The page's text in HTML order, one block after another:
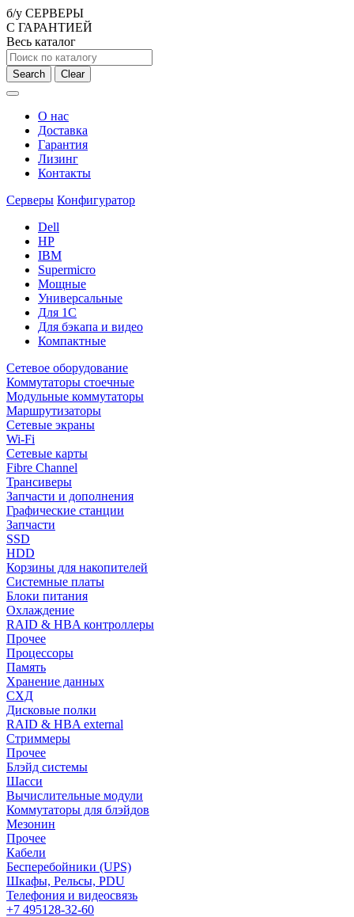
б/у СЕРВЕРЫ
С ГАРАНТИЕЙ
Весь каталог
Search Clear
О нас
Доставка
Гарантия
Лизинг
Контакты
Серверы Конфигуратор
Dell
HP
IBM
Supermicro
Мощные
Универсальные
Для 1С
Для бэкапа и видео
Компактные
Сетевое оборудование
Коммутаторы стоечные
Модульные коммутаторы
Маршрутизаторы
Сетевые экраны
Wi-Fi
Сетевые карты
Fibre Channel
Трансиверы
Запчасти и дополнения
Графические станции
Запчасти
SSD
HDD
Корзины для накопителей
Системные платы
Блоки питания
Охлаждение
RAID & HBA контроллеры
Прочее
Процессоры
Память
Хранение данных
СХД
Дисковые полки
RAID & HBA external
Стриммеры
Прочее
Блэйд системы
Шасси
Вычислительные модули
Коммутаторы для блэйдов
Мезонин
Прочее
Кабели
Бесперебойники (UPS)
Шкафы, Рельсы, PDU
Телефония и видеосвязь
+7 495128-32-60